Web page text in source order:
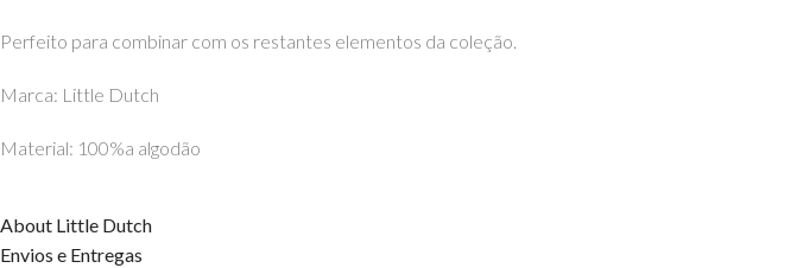
Perfeito para combinar com os restantes elementos da coleção.
Marca: Little Dutch
Material: 100%a algodão
OS DIREITOS DOS CONTEÚDOS ESTÃO RESERVADOS À EHGOOM – TOYS WITH STORIES®️
About Little Dutch
Envios e Entregas